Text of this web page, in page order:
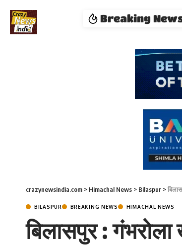
Breaking
crazynewsindia.com > Himachal News > Bilaspur >
BILASPUR BREAKING NEWS HIMACHAL NEWS
बिलासपुर :